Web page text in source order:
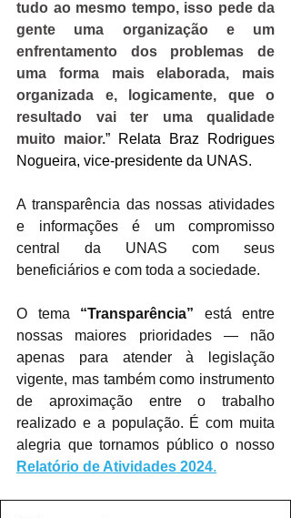
tudo ao mesmo tempo, isso pede da
gente uma organização e um
enfrentamento dos problemas de
uma forma mais elaborada, mais
organizada e, logicamente, que o
resultado vai ter uma qualidade
muito maior.” Relata Braz Rodrigues
Nogueira, vice-presidente da UNAS.
A transparência das nossas atividades
e informações é um compromisso
central da UNAS com seus
beneficiários e com toda a sociedade.
O tema “Transparência” está entre
nossas maiores prioridades — não
apenas para atender à legislação
vigente, mas também como instrumento
de aproximação entre o trabalho
realizado e a população. É com muita
Relatório de Atividades 2024.